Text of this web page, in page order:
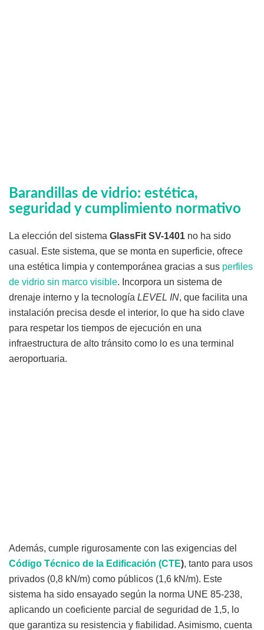
Barandillas de vidrio: estética,
seguridad y cumplimiento normativo
La elección del sistema GlassFit SV-1401 no ha sido
casual. Este sistema, que se monta en superficie, ofrece
una estética limpia y contemporánea gracias a sus perfiles
de vidrio sin marco visible. Incorpora un sistema de
drenaje interno y la tecnología LEVEL IN, que facilita una
instalación precisa desde el interior, lo que ha sido clave
para respetar los tiempos de ejecución en una
infraestructura de alto tránsito como lo es una terminal
aeroportuaria.
Además, cumple rigurosamente con las exigencias del
Código Técnico de la Edificación (CTE), tanto para usos
privados (0,8 kN/m) como públicos (1,6 kN/m). Este
sistema ha sido ensayado según la norma UNE 85-238,
aplicando un coeficiente parcial de seguridad de 1,5, lo
que garantiza su resistencia y fiabilidad. Asimismo, cuenta